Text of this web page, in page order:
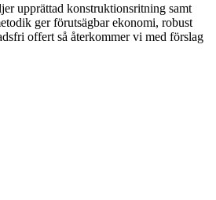
upprättad konstruktionsritning samt
ger förutsägbar ekonomi, robust
offert så återkommer vi med förslag